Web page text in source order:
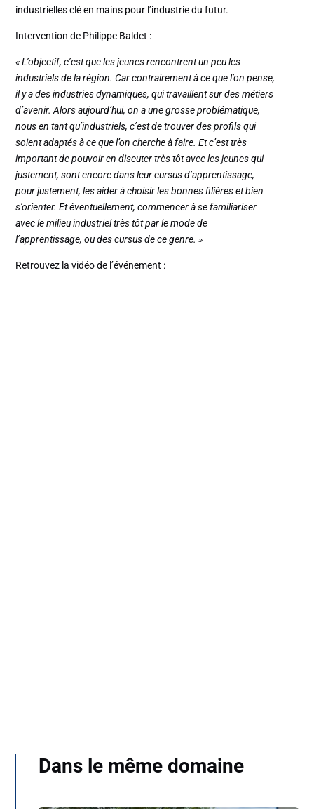
industrielles clé en mains pour l’industrie du futur.
Intervention de Philippe Baldet :
« L’objectif, c’est que les jeunes rencontrent un peu les
industriels de la région. Car contrairement à ce que l’on pense,
il y a des industries dynamiques, qui travaillent sur des métiers
d’avenir. Alors aujourd’hui, on a une grosse problématique,
nous en tant qu’industriels, c’est de trouver des profils qui
soient adaptés à ce que l’on cherche à faire. Et c’est très
important de pouvoir en discuter très tôt avec les jeunes qui
justement, sont encore dans leur cursus d’apprentissage,
pour justement, les aider à choisir les bonnes filières et bien
s’orienter. Et éventuellement, commencer à se familiariser
avec le milieu industriel très tôt par le mode de
l’apprentissage, ou des cursus de ce genre. »
Retrouvez la vidéo de l’événement :
Dans le même domaine